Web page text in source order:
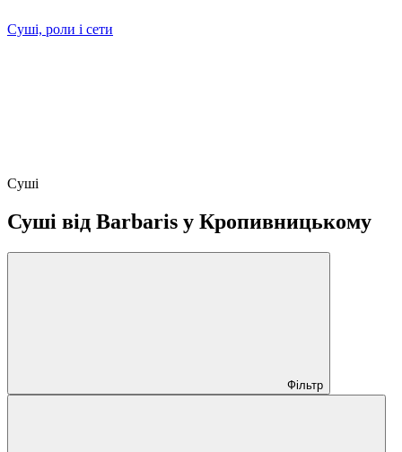
Cуші, роли і сети
Суші
Суші від Barbaris у Кропивницькому
Фільтр